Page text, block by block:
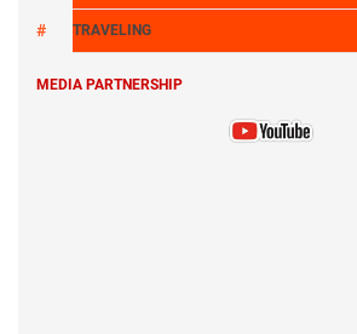
TRAVELING
MEDIA PARTNERSHIP